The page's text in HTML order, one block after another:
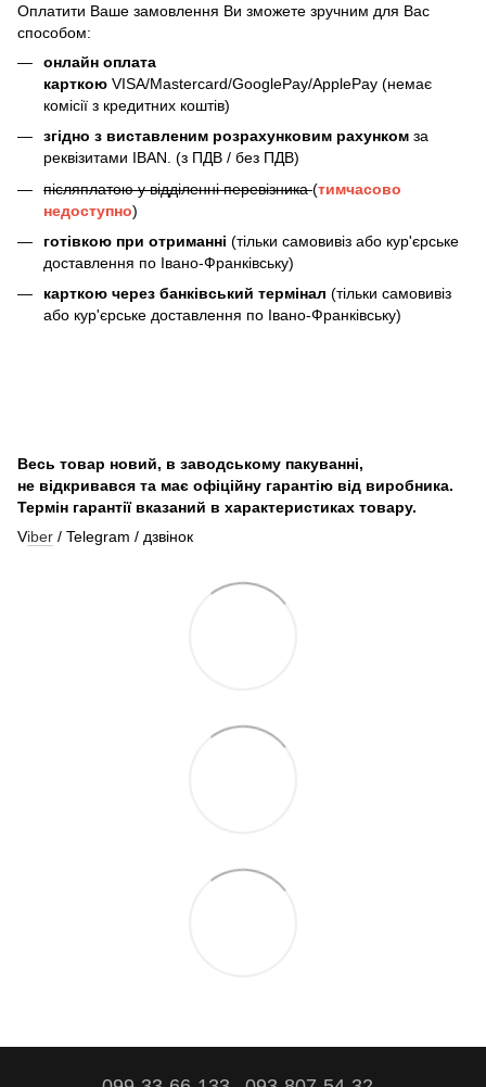
Оплатити Ваше замовлення Ви зможете зручним для Вас
способом:
онлайн оплата
карткою VISA/Mastercard/GooglePay/ApplePay (немає
комісії з кредитних коштів)
згідно з виставленим розрахунковим рахунком за
реквізитами IBAN. (з ПДВ / без ПДВ)
післяплатою у відділенні перевізника(тимчасово
недоступно)
готівкою при отриманні (тільки самовивіз або кур'єрське
доставлення по Івано-Франківську)
карткою через банківський термінал (тільки самовивіз
або кур'єрське доставлення по Івано-Франківську)
Весь товар новий, в заводському пакуванні,
не відкривався та має офіційну гарантію від виробника.
Термін гарантії вказаний в характеристиках товару.
Viber / Telegram / дзвінок